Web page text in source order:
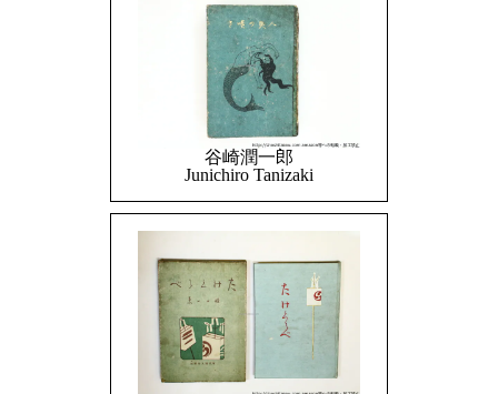
谷崎潤一郎
Junichiro Tanizaki